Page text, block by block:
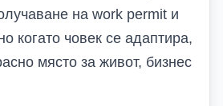
на work permit и
когато човек се адаптира,
място за живот, бизнес